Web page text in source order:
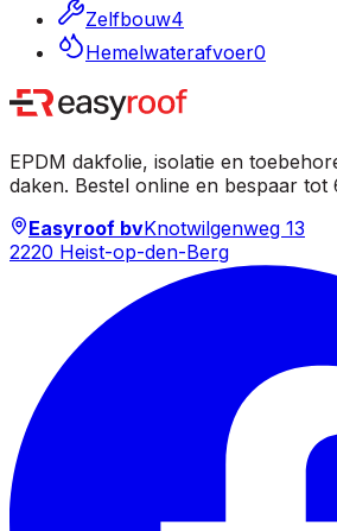
Zelfbouw4
Hemelwaterafvoer0
EPDM dakfolie, isolatie en
daken. Bestel online en bespaar tot
Easyroof bvKnotwilgenweg 13
2220 Heist-op-den-Berg